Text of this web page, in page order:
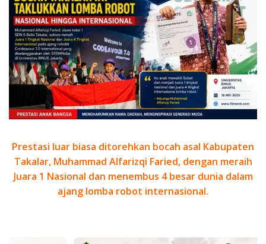
Prestasi luar biasa ditorehkan bocah asal Kabupaten
Takalar, Muhammad Alfarizqi Faried, dengan meraih
Juara 1 Nasional dan menembus 4 besar dunia dalam
ajang lomba robot internasional.